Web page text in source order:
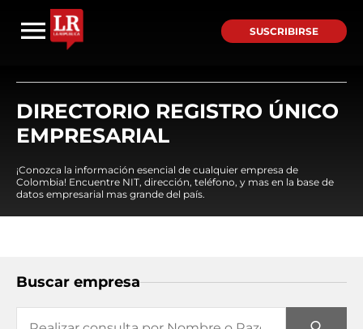
SUSCRIBIRSE
DIRECTORIO REGISTRO ÚNICO
EMPRESARIAL
¡Conozca la información esencial de cualquier empresa de
Colombia! Encuentre NIT, dirección, teléfono, y mas en la base de
datos empresarial mas grande del país.
Buscar empresa